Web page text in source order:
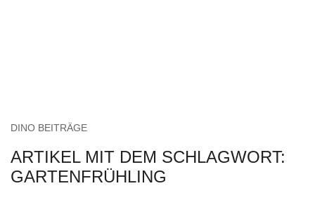
DINO BEITRÄGE
ARTIKEL MIT DEM SCHLAGWORT:
GARTENFRÜHLING